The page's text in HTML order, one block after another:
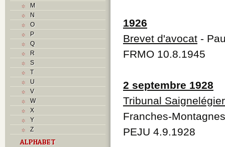
M
N
O
P
Q
R
S
T
U
V
W
X
Y
Z
ALPHABET
1926
Brevet d'avocat -
FRMO 10.8.1945
2 septembre 1928
Tribunal Saignelégier
Franches-Montagnes
PEJU 4.9.1928